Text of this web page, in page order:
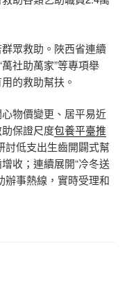
眾救助。陜西省連續
社助萬家”等專項舉
的救助幫扶。
物價變更、居平易近
保證尺度包養平臺推
討低支出生齒開闢式幫
收；連續展開“冷冬送
辦事熱線，實時受理和